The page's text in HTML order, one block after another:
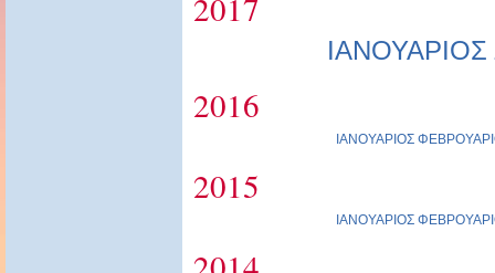
ΙΑΝΟΥΑΡΙΟΣ
2016
ΙΑΝΟΥΑΡΙΟΣ
2015
ΙΑΝΟΥΑΡΙΟΣ